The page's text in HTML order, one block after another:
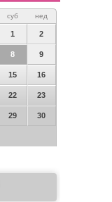
суб нед
1 2
8 9
15 16
22 23
29 30